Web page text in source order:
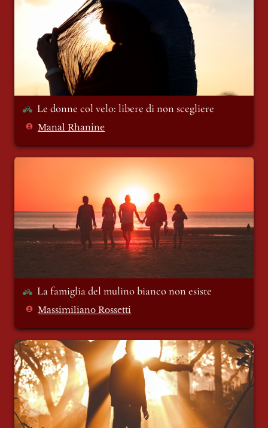
Le donne col velo: libere di non scegliere
Manal Rhanine
La famiglia del mulino bianco non esiste
La famiglia del mulino bianco non esiste
Massimiliano Rossetti
E la pioggia si fece luce